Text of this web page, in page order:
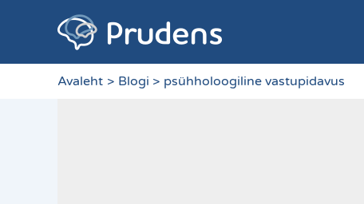
Avaleht Blogi psühholoogiline vastupidavus